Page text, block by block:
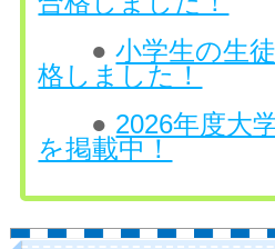
●小学生の生
格しました！
● 2026年度大
を掲載中！